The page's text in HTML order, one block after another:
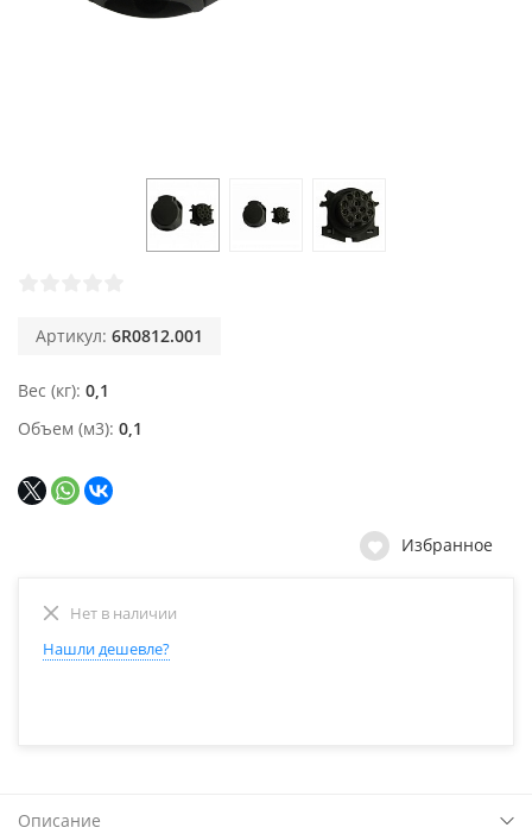
Артикул: 6R0812.001
Вес (кг) 0,1
Объем (м3) 0,1
Избранное
Нет в наличии
Нашли дешевле?
Описание